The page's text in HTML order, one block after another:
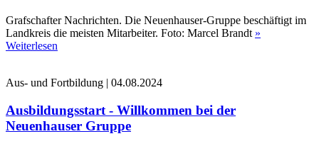
Grafschafter Nachrichten. Die Neuenhauser-Gruppe beschäftigt im
Landkreis die meisten Mitarbeiter. Foto: Marcel Brandt »
Weiterlesen
Aus- und Fortbildung | 04.08.2024
Ausbildungsstart - Willkommen bei der
Neuenhauser Gruppe